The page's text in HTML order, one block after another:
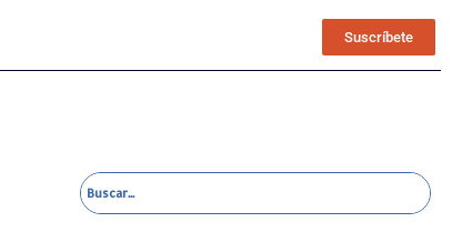
Suscríbete